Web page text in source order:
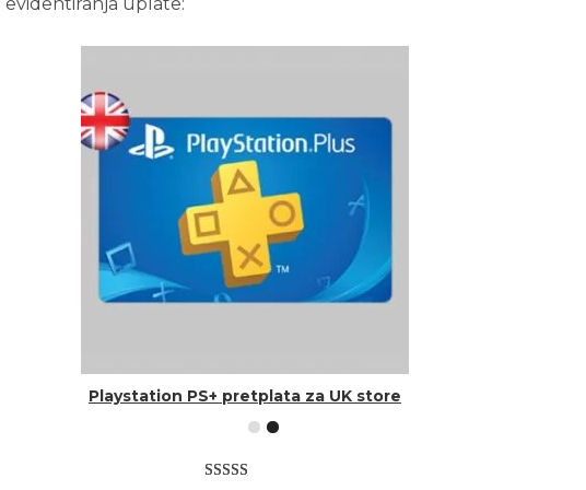
Playstation PS+ pretplata za UK store